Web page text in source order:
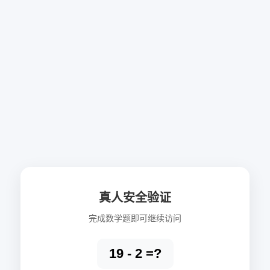
真人安全验证
完成数学题即可继续访问
19 - 2 =?